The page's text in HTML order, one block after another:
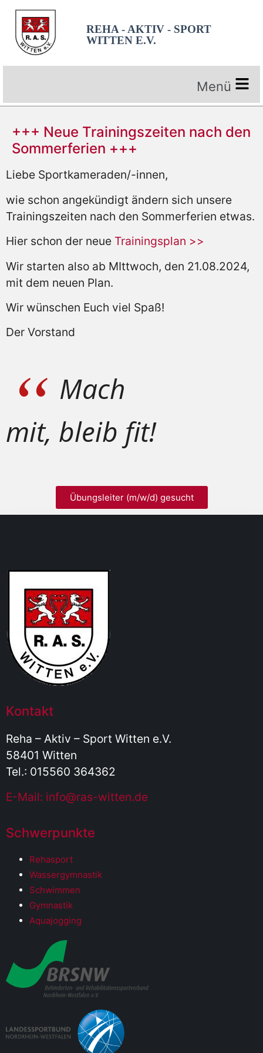
REHA - AKTIV - SPORT
WITTEN E.V.
+++ Neue Trainingszeiten nach den
Sommerferien +++
Liebe Sportkameraden/-innen,
wie schon angekündigt ändern sich unsere
Trainingszeiten nach den Sommerferien etwas.
Hier schon der neue Trainingsplan >>
Wir starten also ab MIttwoch, den 21.08.2024,
mit dem neuen Plan.
Wir wünschen Euch viel Spaß!
Der Vorstand
Mach
mit, bleib fit!
Übungsleiter (m/w/d) gesucht
Kontakt
Reha – Aktiv – Sport Witten e.V.
58401 Witten
Tel.: 015560 364362
E-Mail: info@ras-witten.de
Schwerpunkte
Rehasport
Wassergymnastik
Schwimmen
Gymnastik
Aquajogging